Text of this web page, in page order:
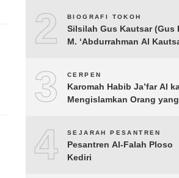
2 BIOGRAFI TOKOH
Silsilah Gus Kautsar (Gus
M. ‘Abdurrahman Al
3 CERPEN
Karomah Habib Ja’far Al
Mengislamkan Orang yang
4 SEJARAH PESANTREN
Pesantren Al-Falah Ploso
Kediri